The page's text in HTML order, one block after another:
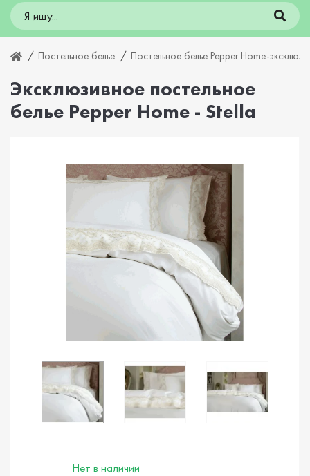
Постельное белье Постельное белье Pepper Home-
Эксклюзивное постельное
белье Pepper Home - Stella
Нет в наличии